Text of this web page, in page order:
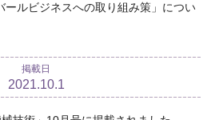
ルビジネスへの取り組み策」につい
掲載日
2021.10.1